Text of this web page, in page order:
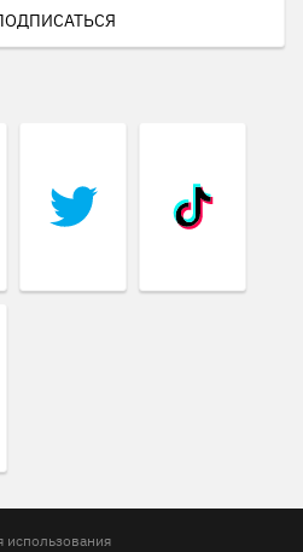
использования